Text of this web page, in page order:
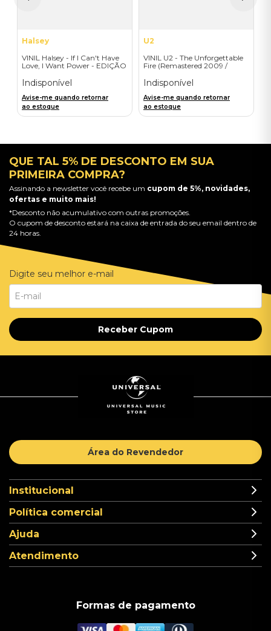
Halsey
VINIL Halsey - If I Can't Have
Love, I Want Power - EDIÇÃO
TRANSPARENT ORANGE
Indisponível
Avise-me quando retornar
ao estoque
U2
VINIL U2 - The Unforgettable
Fire (Remastered 2009 /
Importado
Indisponível
Avise-me quando retornar
ao estoque
QUE TAL 5% DE DESCONTO EM SUA
PRIMEIRA COMPRA?
Assinando a newsletter você recebe um cupom de 5%, novidades,
ofertas e muito mais!
*Desconto não acumulativo com outras promoções.
O cupom de desconto estará na caixa de entrada do seu email dentro de
24 horas.
Digite seu melhor e-mail
Receber Cupom
Área do Revendedor
Institucional
Política comercial
Ajuda
Atendimento
Formas de pagamento